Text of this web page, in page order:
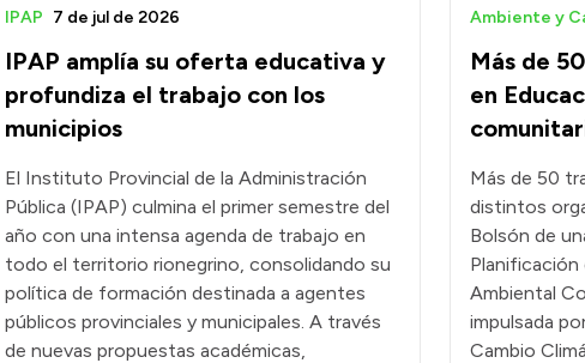
IPAP amplía su oferta educativa y
profundiza el trabajo con los
municipios
IPAP 7 de jul de 2026
El Instituto Provincial de la Administración
Pública (IPAP) culmina el primer semestre del
año con una intensa agenda de trabajo en
todo el territorio rionegrino, consolidando su
política de formación destinada a agentes
públicos provinciales y municipales. A través
de nuevas propuestas académicas,
Más de
en
Ambiente y
Más de 50
distintos
Bolsón de
Planificación
Ambiental
impulsada
Cambio